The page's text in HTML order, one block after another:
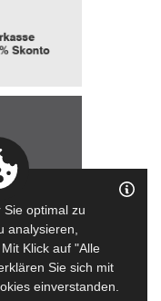
optimal zu
analysieren,
Klick auf "Alle
Sie sich mit
einverstanden.